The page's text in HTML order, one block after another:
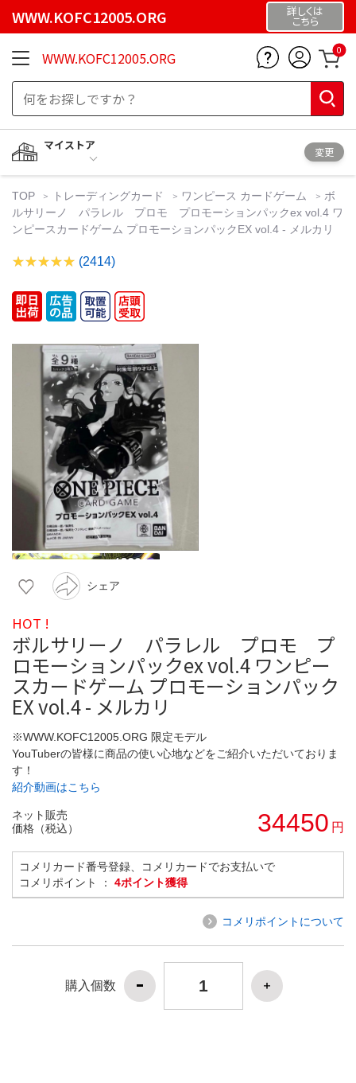
WWW.KOFC12005.ORG 詳しくは
こちら
WWW.KOFC12005.ORG 0
マイストア
変更
TOP トレーディングカード ワンピース カードゲーム
ボ
ルサリーノ パラレル プロモ プロモーションパックex vol.4 ワ
ンピースカードゲーム プロモーションパックEX vol.4 - メルカリ
(2414)
シェア
HOT !
ボルサリーノ パラレル プロモ プ
ロモーションパックex vol.4 ワンピー
スカードゲーム プロモーションパック
EX vol.4 - メルカリ
※WWW.KOFC12005.ORG 限定モデル
YouTuberの皆様に商品の使い心地などをご紹介いただいておりま
す！
紹介動画はこちら
ネット販売
価格（税込）
34450 円
コメリカード番号登録、コメリカードでお支払いで
コメリポイント ： 4ポイント獲得
コメリポイントについて
購入個数